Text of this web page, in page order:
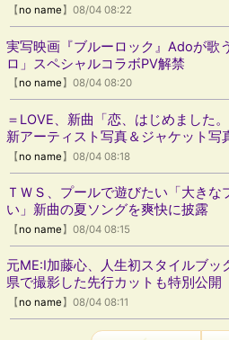
【no name 】08/04 08:22
実写映画『ブルーロック』Adoが歌
ロ」スペシャルコラボPV解禁
【no name 】08/04 08:20
＝LOVE、新曲「恋、はじめました
新アーティスト写真＆ジャケット写
【no name】08/04 08:18
ＴＷＳ、プールで遊びたい「大きな
い」新曲の夏ソングを爽快に披露
【no name】08/04 08:15
元ME:I加藤心、人生初スタイルブッ
県で撮影した先行カットも特別公開
【no name】08/04 08:11